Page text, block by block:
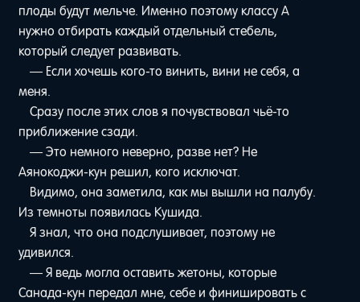
плоды будут мельче. Именно поэтому классу A
нужно отбирать каждый отдельный стебель,
который следует развивать.
— Если хочешь кого-то винить, вини не себя, а
меня.
Сразу после этих слов я почувствовал чьё-то
приближение сзади.
— Это немного неверно, разве нет? Не
Аянокоджи-кун решил, кого исключат.
Видимо, она заметила, как мы вышли на палубу.
Из темноты появилась Кушида.
Я знал, что она подслушивает, поэтому не
удивился.
— Я ведь могла оставить жетоны, которые
Санада-кун передал мне, себе и финишировать с